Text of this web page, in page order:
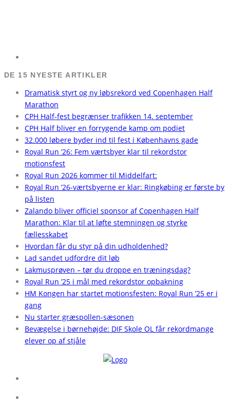
DE 15 NYESTE ARTIKLER
Dramatisk styrt og ny løbsrekord ved Copenhagen Half
Marathon
CPH Half-fest begrænser trafikken 14. september
CPH Half bliver en forrygende kamp om podiet
32.000 løbere byder ind til fest i Københavns gade
Royal Run ’26: Fem værtsbyer klar til rekordstor
motionsfest
Royal Run 2026 kommer til Middelfart:
Royal Run ’26-værtsbyerne er klar: Ringkøbing er første by
på listen
Zalando bliver officiel sponsor af Copenhagen Half
Marathon: Klar til at løfte stemningen og styrke
fællesskabet
Hvordan får du styr på din udholdenhed?
Lad sandet udfordre dit løb
Lakmusprøven – tør du droppe en træningsdag?
Royal Run ’25 i mål med rekordstor opbakning
HM Kongen har startet motionsfesten: Royal Run ’25 er i
gang
Nu starter græspollen-sæsonen
Bevægelse i børnehøjde: DIF Skole OL får rekordmange
elever op af stjåle